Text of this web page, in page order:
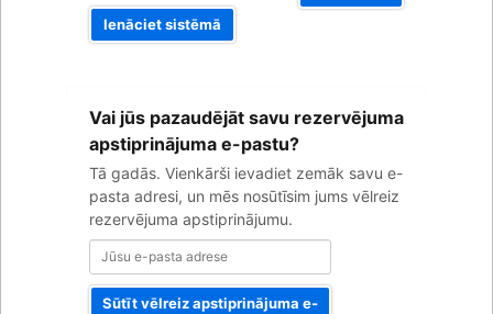
Ienāciet sistēmā
Vai jūs pazaudējāt savu rezervējuma
apstiprinājuma e-pastu?
Tā gadās. Vienkārši ievadiet zemāk savu e-
pasta adresi, un mēs nosūtīsim jums vēlreiz
rezervējuma apstiprinājumu.
pasta
adrese
Sūtīt vēlreiz apstiprinājuma e-